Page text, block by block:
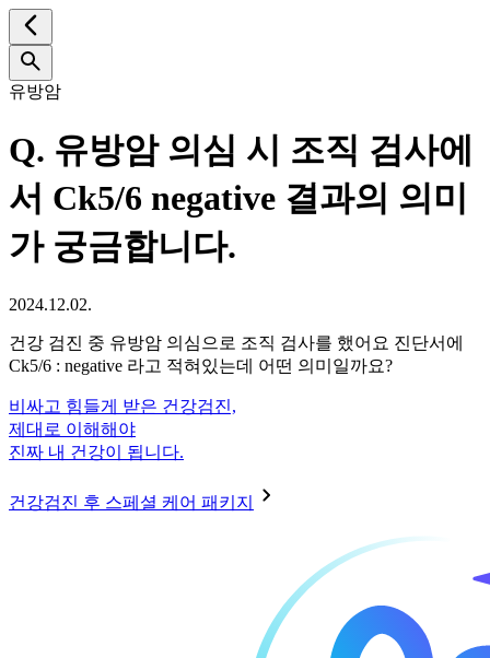
유방암
Q. 유방암 의심 시 조직 검사에
서 Ck5/6 negative 결과의 의미
가 궁금합니다.
2024.12.02.
건강 검진 중 유방암 의심으로 조직 검사를 했어요 진단서에
Ck5/6 : negative 라고 적혀있는데 어떤 의미일까요?
비싸고 힘들게 받은 건강검진,
제대로 이해해야
진짜 내 건강이 됩니다.
건강검진 후 스페셜 케어 패키지